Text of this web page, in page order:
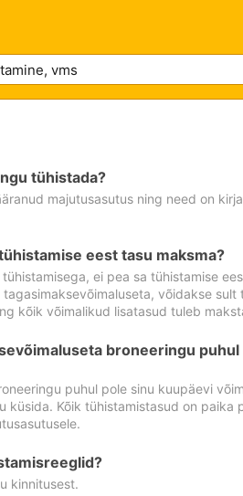
tühistada?
majutusasutus ning need on
eest tasu maksma?
ei pea sa tühistamise
võidakse
kõik võimalikud lisatasud tuleb
broneeringu
puhul pole sinu kuupäevi
küsida. Kõik tühistamistasud on paika
kinnitusest.